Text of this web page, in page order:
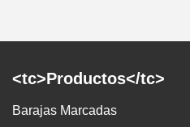
<tc>Productos</tc>
Barajas Marcadas